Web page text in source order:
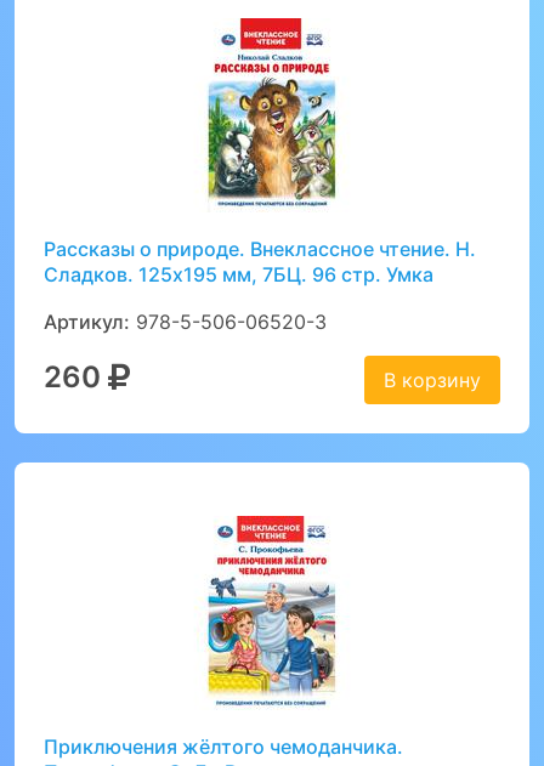
Рассказы о природе. Внеклассное чтение. Н.
Сладков. 125х195 мм, 7БЦ. 96 стр. Умка
Артикул: 978-5-506-06520-3
260 В корзину
Приключения жёлтого чемоданчика.